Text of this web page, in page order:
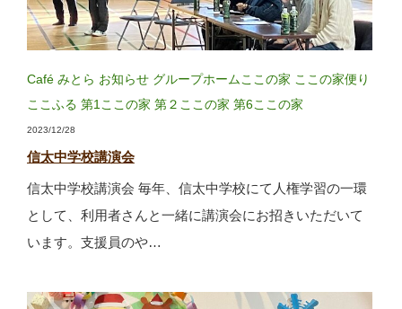
Café みとら お知らせ グループホームここの家 ここの家便り
ここふる 第1ここの家 第２ここの家 第6ここの家
2023/12/28
信太中学校講演会
信太中学校講演会 毎年、信太中学校にて人権学習の一環
として、利用者さんと一緒に講演会にお招きいただいて
います。支援員のや…